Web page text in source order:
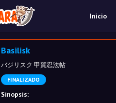
Inicio
Basilisk
バジリスク 甲賀忍法帖
FINALIZADO
Sinopsis: